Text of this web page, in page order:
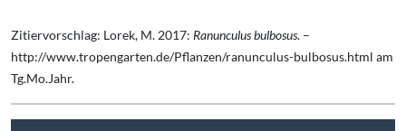
Zitiervorschlag: Lorek, M. 2017: Ranunculus bulbosus. –
http://www.tropengarten.de/Pflanzen/ranunculus-bulbosus.html am
Tg.Mo.Jahr.